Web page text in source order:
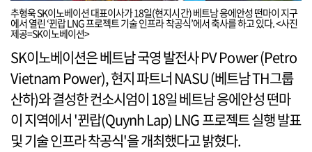
추형욱 SK이노베이션 대표이사가 18일(현지시간) 베트남 응에안성 떤마이 지구
에서 열린 ‘뀐랍 LNG 프로젝트 기술 인프라 착공식’에서 축사를 하고 있다. <사진
제공=SK이노베이션>
SK이노베이션은 베트남 국영 발전사 PV Power (Petro
Vietnam Power), 현지 파트너 NASU (베트남 TH그룹
산하)와 결성한 컨소시엄이 18일 베트남 응에안성 떤마
이 지역에서 '뀐랍(Quynh Lap) LNG 프로젝트 실행 발표
및 기술 인프라 착공식'을 개최했다고 밝혔다.